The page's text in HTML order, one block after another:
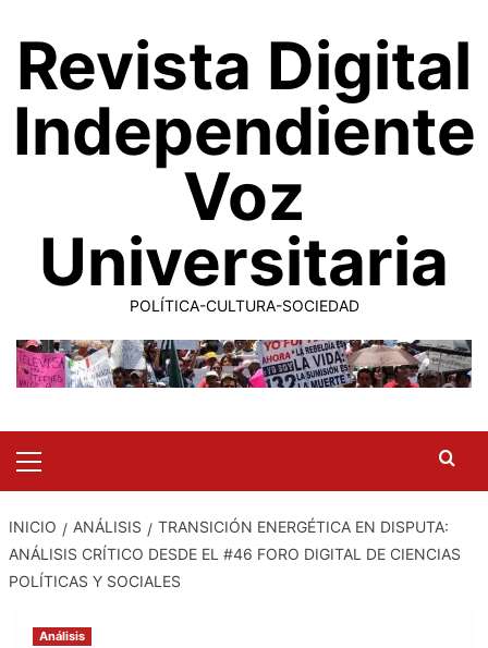
contenido
Revista Digital
Independiente
Voz
Universitaria
POLÍTICA-CULTURA-SOCIEDAD
Menu
INICIO ANÁLISIS
TRANSICIÓN ENERGÉTICA EN DISPUTA:
ANÁLISIS CRÍTICO DESDE EL #46 FORO DIGITAL DE CIENCIAS
POLÍTICAS Y SOCIALES
Análisis